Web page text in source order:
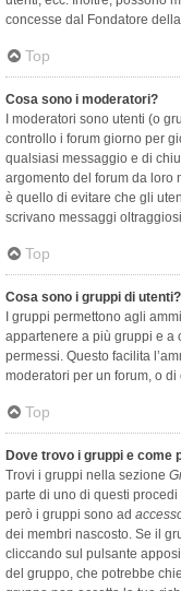
concesse dal Fondatore
Top
Cosa sono i moderatori?
I moderatori sono utenti (o
controllo i forum giorno per
qualsiasi messaggio e di
argomento del forum da loro
è quello di evitare che gli
scrivano messaggi
Top
Cosa sono i gruppi di utenti?
I gruppi permettono agli
appartenere a più gruppi e a
permessi. Questo facilita
moderatori per un forum, o
Top
Dove trovo i gruppi e come
Trovi i gruppi nella sezione
parte di uno di questi
però i gruppi sono ad
dei membri nascosto. Se il
cliccando sul pulsante
del gruppo, che potrebbe